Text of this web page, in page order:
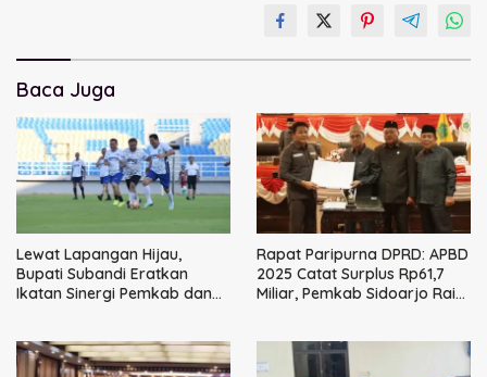
Baca Juga
Lewat Lapangan Hijau,
Bupati Subandi Eratkan
Ikatan Sinergi Pemkab dan
Rapat Paripurna DPRD: APBD
2025 Catat Surplus Rp61,7
Miliar, Pemkab Sidoarjo Raih